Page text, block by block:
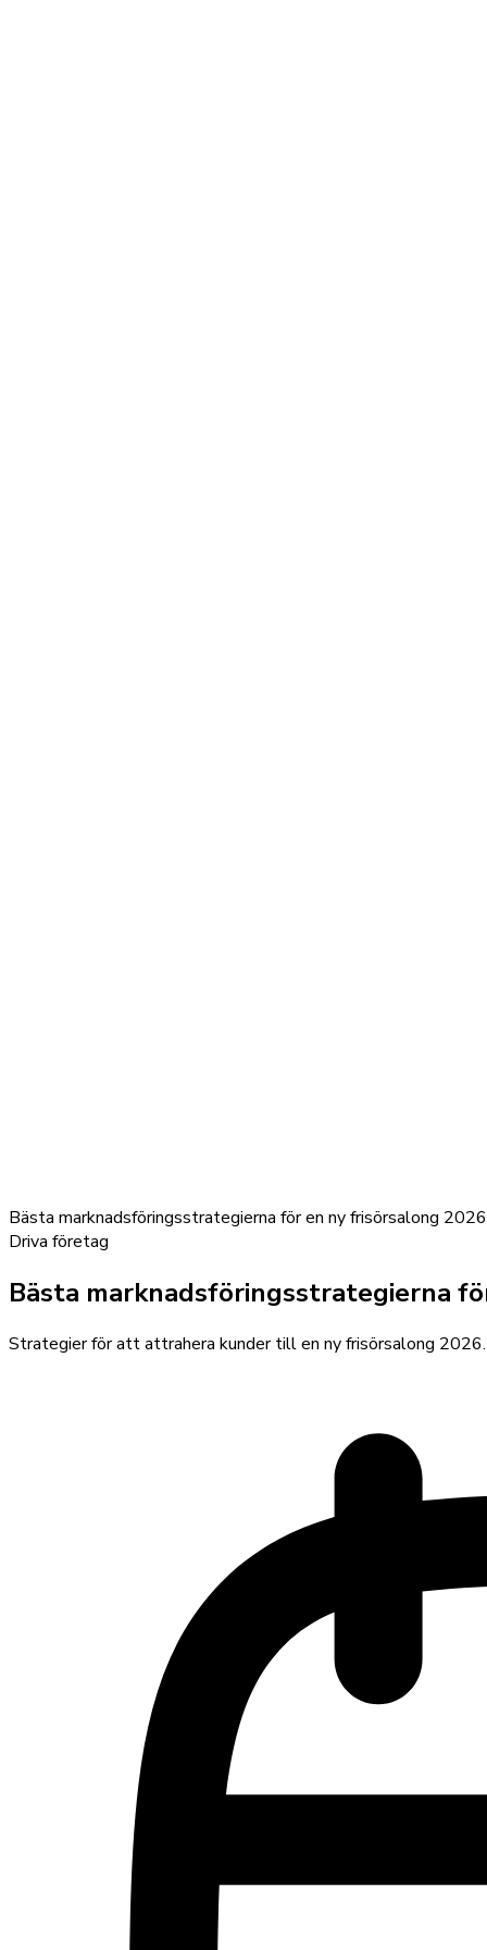
Bästa marknadsföringsstrategierna för en ny frisörsalong 2026
Driva företag
Bästa marknadsföringsstrategierna
Strategier för att attrahera kunder till en ny frisörsalong